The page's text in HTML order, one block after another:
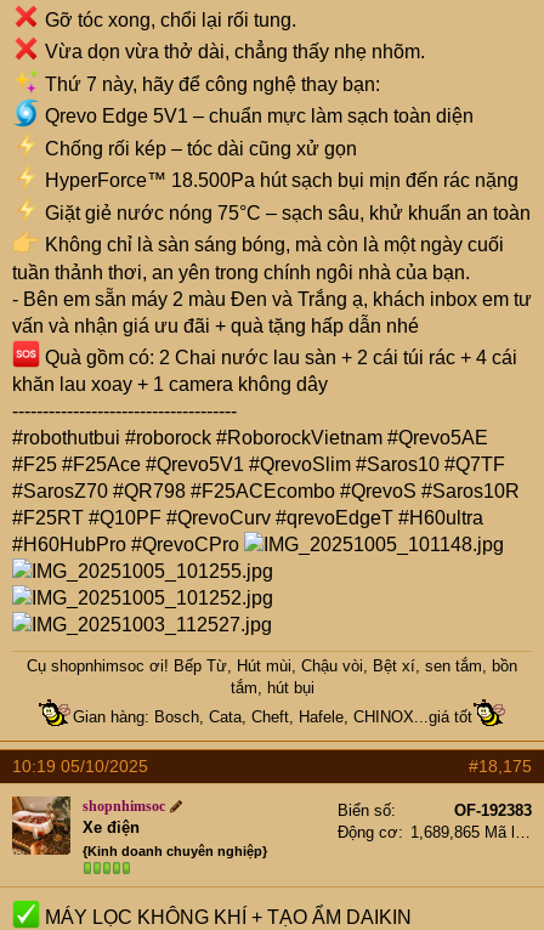
Gỡ tóc xong, chổi lại rối tung.
Vừa dọn vừa thở dài, chẳng thấy nhẹ nhõm.
Thứ 7 này, hãy để công nghệ thay bạn:
Qrevo Edge 5V1 – chuẩn mực làm sạch toàn diện
Chống rối kép – tóc dài cũng xử gọn
HyperForce™ 18.500Pa hút sạch bụi mịn đến rác nặng
Giặt giẻ nước nóng 75°C – sạch sâu, khử khuẩn an toàn
Không chỉ là sàn sáng bóng, mà còn là một ngày cuối
tuần thảnh thơi, an yên trong chính ngôi nhà của bạn.
- Bên em sẵn máy 2 màu Đen và Trắng ạ, khách inbox em tư
vấn và nhận giá ưu đãi + quà tặng hấp dẫn nhé
Quà gồm có: 2 Chai nước lau sàn + 2 cái túi rác + 4 cái
khăn lau xoay + 1 camera không dây
-------------------------------------
#robothutbui #roborock #RoborockVietnam #Qrevo5AE
#F25 #F25Ace #Qrevo5V1 #QrevoSlim #Saros10 #Q7TF
#SarosZ70 #QR798 #F25ACEcombo #QrevoS #Saros10R
#F25RT #Q10PF #QrevoCurv #qrevoEdgeT #H60ultra
#H60HubPro #QrevoCPro
Cụ shopnhimsoc ơi! Bếp Từ, Hút mùi, Chậu vòi, Bệt xí, sen tắm, bồn
tắm, hút bụi
Gian hàng: Bosch, Cata, Cheft, Hafele, CHINOX...giá tốt
10:19 05/10/2025 #18,175
shopnhimsoc
Xe điện
{Kinh doanh chuyên nghiệp}
Biển số
OF-192383
Động cơ
1,689,865 Mã lực
MÁY LỌC KHÔNG KHÍ + TẠO ẨM DAIKIN